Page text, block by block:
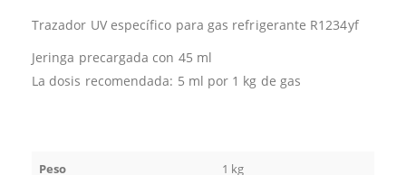
Trazador UV específico para gas refrigerante R1234yf
Jeringa precargada con 45 ml
La dosis recomendada: 5 ml por 1 kg de gas
Peso 1 kg